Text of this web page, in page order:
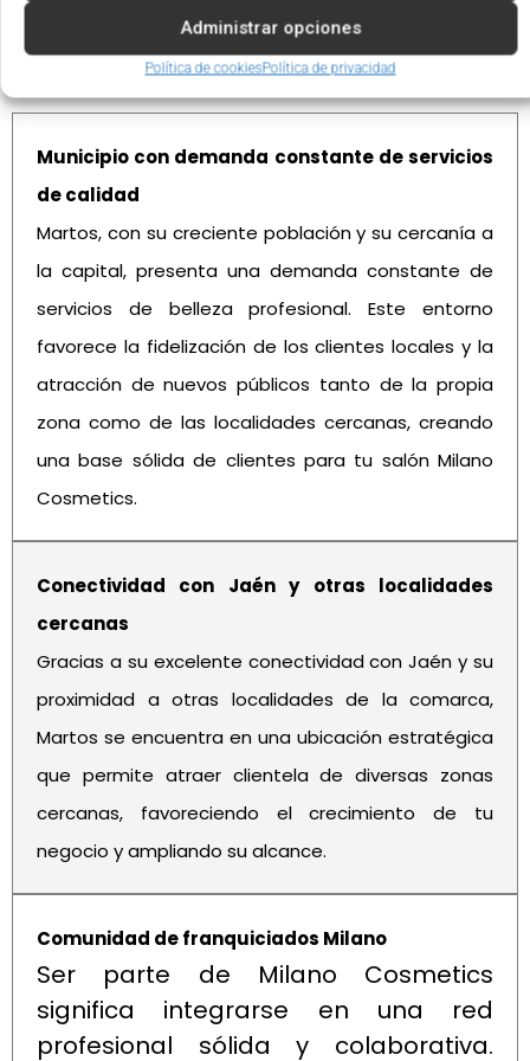
Administrar opciones
Política de cookiesPolítica de privacidad
Ventajas de invertir en Martos
Municipio con demanda constante de servicios
de calidad
Martos, con su creciente población y su cercanía a
la capital, presenta una demanda constante de
servicios de belleza profesional. Este entorno
favorece la fidelización de los clientes locales y la
atracción de nuevos públicos tanto de la propia
zona como de las localidades cercanas, creando
una base sólida de clientes para tu salón Milano
Cosmetics.
Conectividad con Jaén y otras localidades
cercanas
Gracias a su excelente conectividad con Jaén y su
proximidad a otras localidades de la comarca,
Martos se encuentra en una ubicación estratégica
que permite atraer clientela de diversas zonas
cercanas, favoreciendo el crecimiento de tu
negocio y ampliando su alcance.
Comunidad de franquiciados Milano
Ser parte de Milano Cosmetics
significa integrarse en una red
profesional sólida y colaborativa.